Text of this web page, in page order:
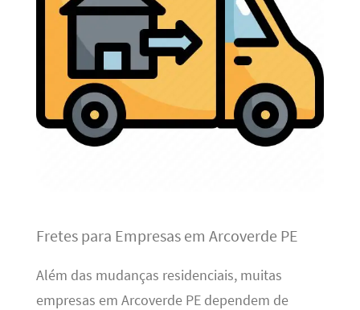
Fretes para Empresas em Arcoverde PE
Além das mudanças residenciais, muitas
empresas em Arcoverde PE dependem de